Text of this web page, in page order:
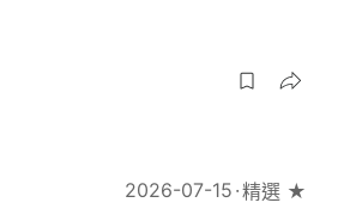
2026-07-15 精選 ★